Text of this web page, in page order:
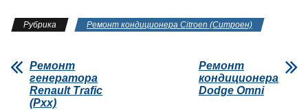
Рубрика Ремонт кондиционера Citroen (Ситроен)
Ремонт
генератора
Renault Trafic
(Pxx)
Ремонт
кондиционера
Dodge Omni